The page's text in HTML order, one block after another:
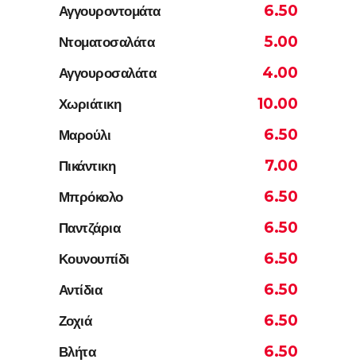
Αγγουροντομάτα 6.50
Ντοματοσαλάτα 5.00
Αγγουροσαλάτα 4.00
Χωριάτικη 10.00
Μαρούλι 6.50
Πικάντικη 7.00
Μπρόκολο 6.50
Παντζάρια 6.50
Κουνουπίδι 6.50
Αντίδια 6.50
Ζοχιά 6.50
Βλήτα 6.50